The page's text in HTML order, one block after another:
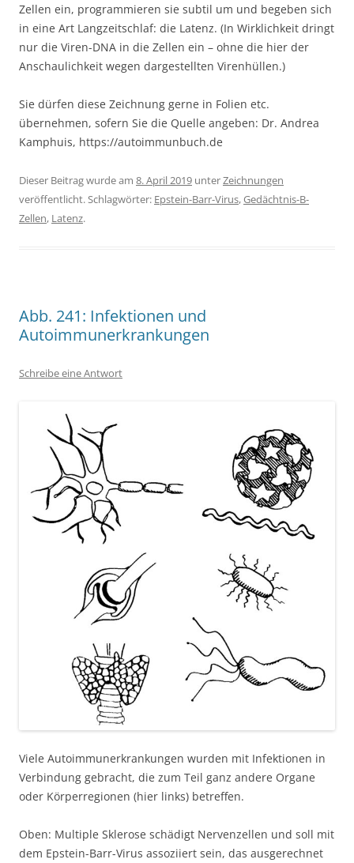
Zellen ein, programmieren sie subtil um und begeben sich
in eine Art Langzeitschlaf: die Latenz. (In Wirklichkeit dringt
nur die Viren-DNA in die Zellen ein – ohne die hier der
Anschaulichkeit wegen dargestellten Virenhüllen.)
Sie dürfen diese Zeichnung gerne in Folien etc.
übernehmen, sofern Sie die Quelle angeben: Dr. Andrea
Kamphuis, https://autoimmunbuch.de
Dieser Beitrag wurde am 8. April 2019 unterZeichnungen
veröffentlicht. Schlagwörter: Epstein-Barr-Virus,Gedächtnis-B-
Zellen, Latenz.
Abb. 241: Infektionen und
Autoimmunerkrankungen
Schreibe eine Antwort
Viele Autoimmunerkrankungen wurden mit Infektionen in
Verbindung gebracht, die zum Teil ganz andere Organe
oder Körperregionen (hier links) betreffen.
Oben: Multiple Sklerose schädigt Nervenzellen und soll mit
dem Epstein-Barr-Virus assoziiert sein, das ausgerechnet